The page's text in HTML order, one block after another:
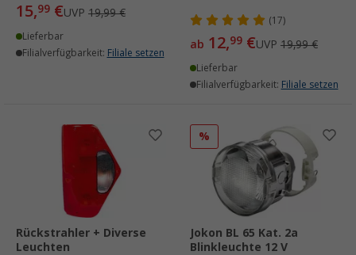
15,99 €UVP 19,99 €
Lieferbar
Filialverfügbarkeit: Filiale setzen
(17)
ab 12,99 €UVP 19,99 €
Lieferbar
Filialverfügbarkeit: Filiale setzen
Rückstrahler + Diverse
Leuchten
%
Jokon BL 65 Kat. 2a
Blinkleuchte 12 V